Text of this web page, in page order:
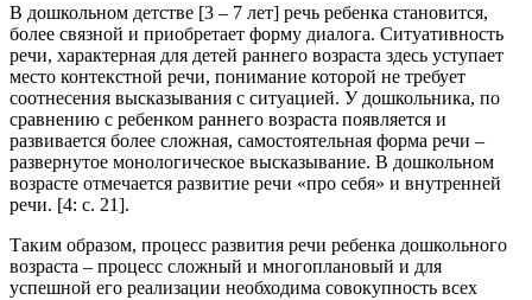
В дошкольном детстве [3 – 7 лет] речь ребенка становится,
более связной и приобретает форму диалога. Ситуативность
речи, характерная для детей раннего возраста здесь уступает
место контекстной речи, понимание которой не требует
соотнесения высказывания с ситуацией. У дошкольника, по
сравнению с ребенком раннего возраста появляется и
развивается более сложная, самостоятельная форма речи –
развернутое монологическое высказывание. В дошкольном
возрасте отмечается развитие речи «про себя» и внутренней
речи. [4: c. 21].
Таким образом, процесс развития речи ребенка дошкольного
возраста – процесс сложный и многоплановый и для
успешной его реализации необходима совокупность всех